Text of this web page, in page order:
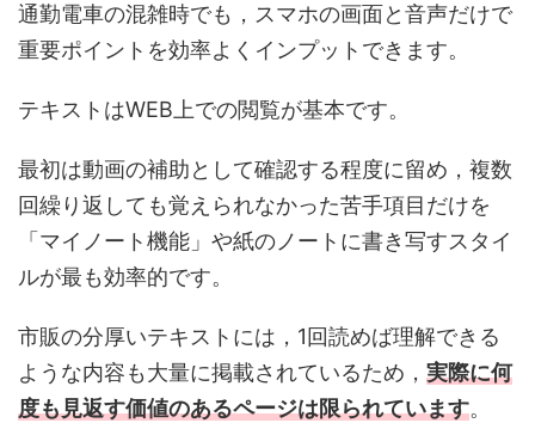
通勤電車の混雑時でも，スマホの画面と音声だけで
重要ポイントを効率よくインプットできます。
テキストはWEB上での閲覧が基本です。
最初は動画の補助として確認する程度に留め，複数
回繰り返しても覚えられなかった苦手項目だけを
「マイノート機能」や紙のノートに書き写すスタイ
ルが最も効率的です。
市販の分厚いテキストには，1回読めば理解できる
ような内容も大量に掲載されているため， 実際に何
度も見返す価値のあるページは限られています。